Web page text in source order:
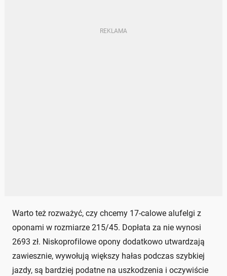
Warto też rozważyć, czy chcemy 17-calowe alufelgi z
oponami w rozmiarze 215/45. Dopłata za nie wynosi
2693 zł. Niskoprofilowe opony dodatkowo utwardzają
zawiesznie, wywołują większy hałas podczas szybkiej
jazdy, są bardziej podatne na uszkodzenia i oczywiście